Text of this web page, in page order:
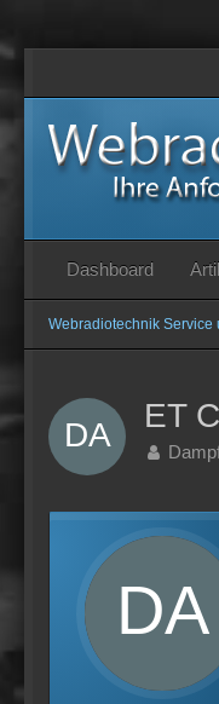
Dashboard
Webradiotechnik Service
ET